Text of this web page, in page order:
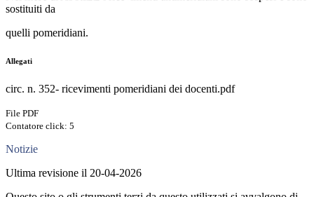
sostituiti da
quelli pomeridiani.
Allegati
circ. n. 352- ricevimenti pomeridiani dei docenti.pdf
File PDF
Contatore click: 5
Notizie
Ultima revisione il 20-04-2026